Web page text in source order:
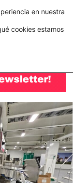
C&A México completa la implementación de su WMS en la nube
en nuestra
cookies estamos